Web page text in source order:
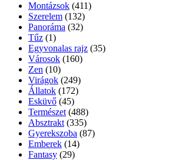
Montázsok (411)
Szerelem (132)
Panoráma (32)
Tűz (1)
Egyvonalas rajz (35)
Városok (160)
Zen (10)
Virágok (249)
Állatok (172)
Esküvő (45)
Természet (488)
Absztrakt (335)
Gyerekszoba (87)
Emberek (14)
Fantasy (29)